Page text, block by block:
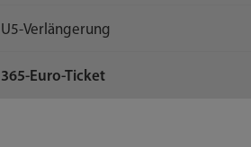
U5-Verlängerung
365-Euro-Ticket